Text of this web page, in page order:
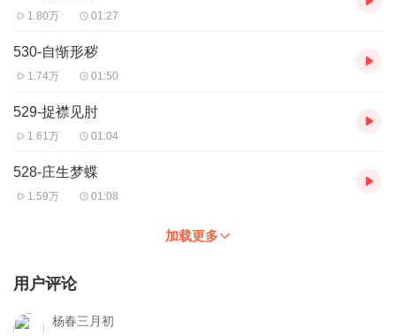
1.80万 01:27
530-自惭形秽
1.74万 01:50
529-捉襟见肘
1.61万 01:04
528-庄生梦蝶
1.59万 01:08
加载更多
用户评论
杨春三月初